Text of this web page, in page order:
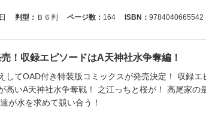
判型： Ｂ６判 ページ数： 164 ISBN： 9784040665542
！収録エピソードはA天神社水争奪編！
してOAD付き特装版コミックスが発売決定！ 収録エ
高いA天神社水争奪戦！ 之江っちと桜が！ 高尾家の
が水を求めて競い合う！